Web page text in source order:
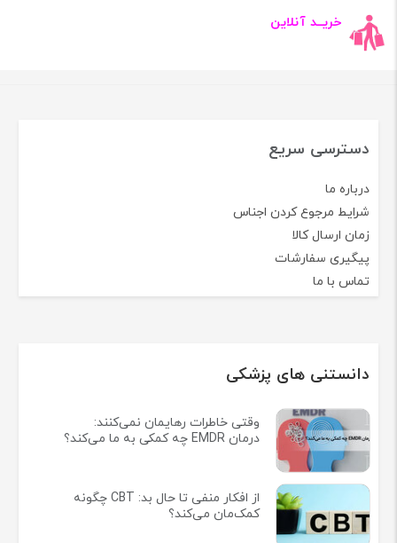
خریــد آنلاین
دسترسی سریع
درباره ما
شرایط مرجوع کردن اجناس
زمان ارسال کالا
پیگیری سفارشات
تماس با ما
دانستنی های پزشکی
وقتی خاطرات رهایمان نمی‌کنند:
درمان EMDR چه کمکی به ما می‌کند؟
از افکار منفی تا حال بد: CBT چگونه
کمک‌مان می‌کند؟